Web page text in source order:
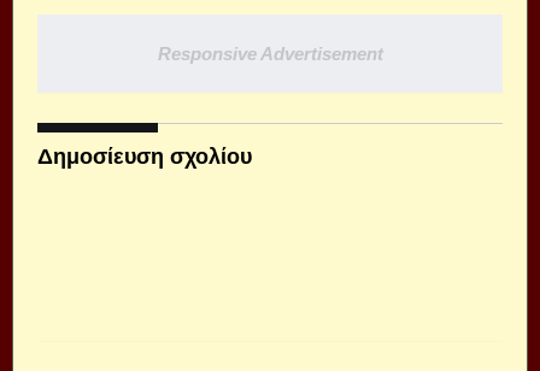
Responsive Advertisement
Δημοσίευση σχολίου